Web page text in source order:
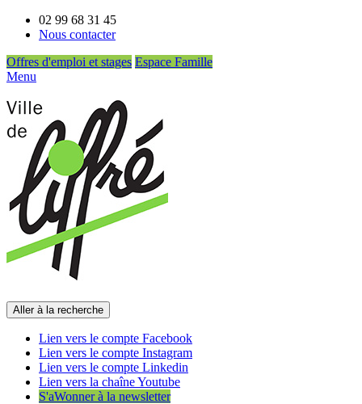
02 99 68 31 45
Nous contacter
Offres d'emploi et stages Espace Famille
Menu
Aller à la recherche
Lien vers le compte Facebook
Lien vers le compte Instagram
Lien vers le compte Linkedin
Lien vers la chaîne Youtube
S'aWonner à la newsletter